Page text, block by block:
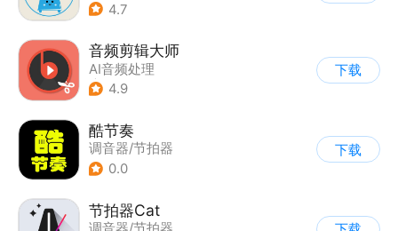
4.7
音频剪辑大师
AI音频处理
| 调音器/节拍器
4.9
下载
酷节奏
调音器/节拍器
0.0
下载
节拍器Cat